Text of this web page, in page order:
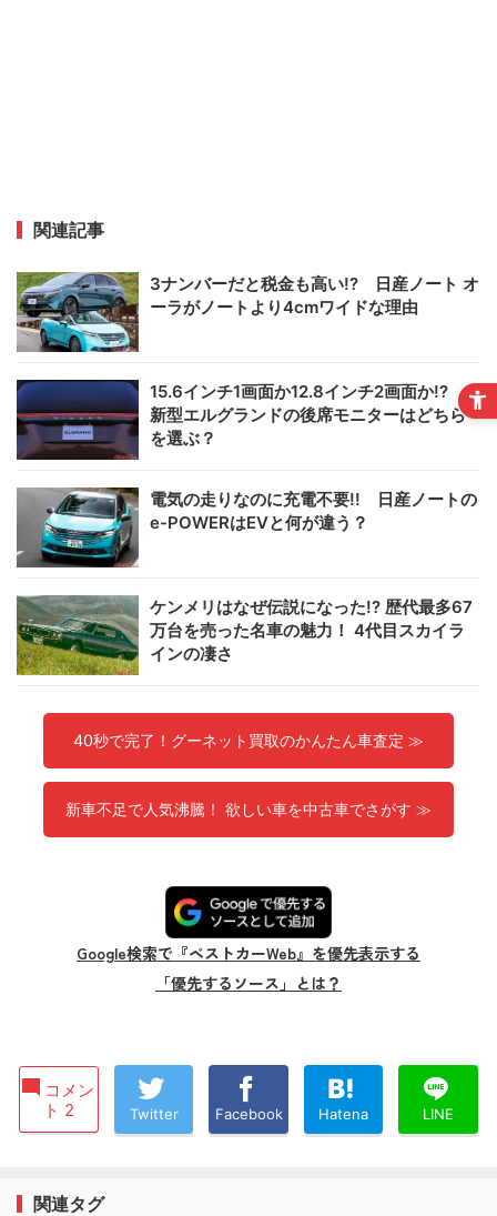
関連記事
3ナンバーだと税金も高い!? 日産ノート オ
ーラがノートより4cmワイドな理由
15.6インチ1画面か12.8インチ2画面か!?
新型エルグランドの後席モニターはどちら
を選ぶ？
電気の走りなのに充電不要!! 日産ノートの
e-POWERはEVと何が違う？
ケンメリはなぜ伝説になった!? 歴代最多67
万台を売った名車の魅力！ 4代目スカイラ
インの凄さ
40秒で完了！グーネット買取のかんたん車査定 ≫
新車不足で人気沸騰！ 欲しい車を中古車でさがす ≫
Google検索で『ベストカーWeb』を優先表示する
「優先するソース」とは？
コメン
ト 2
Twitter Facebook Hatena LINE
関連タグ